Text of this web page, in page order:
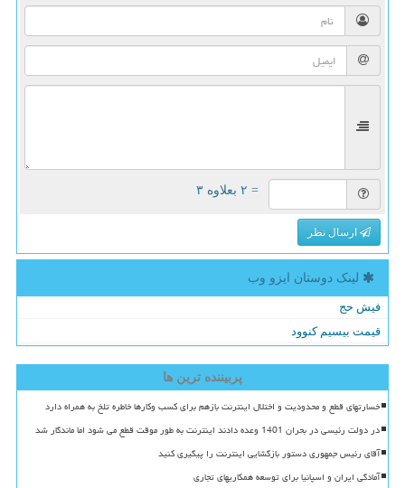
= ۲ بعلاوه ۳
ارسال نظر
لینک دوستان ایزو وب
فیش حج
قیمت بیسیم کنوود
پربیننده ترین ها
خسارتهای قطع و محدودیت و اختلال اینترنت بازهم برای کسب وکارها خاطره تلخ به همراه دارد
در دولت رئیسی در بحران 1401 وعده دادند اینترنت به طور موقت قطع می شود اما ماندگار شد
آقای رئیس جمهوری دستور بازگشایی اینترنت را پیگیری کنید
آمادگی ایران و اسپانیا برای توسعه همکاریهای تجاری